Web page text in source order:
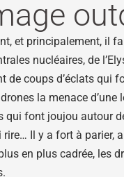
et principalement, il
nucléaires, de
de coups d’éclats qui
la menace d’une
qui font joujou autour
Il y a fort à parier,
en plus cadrée, les